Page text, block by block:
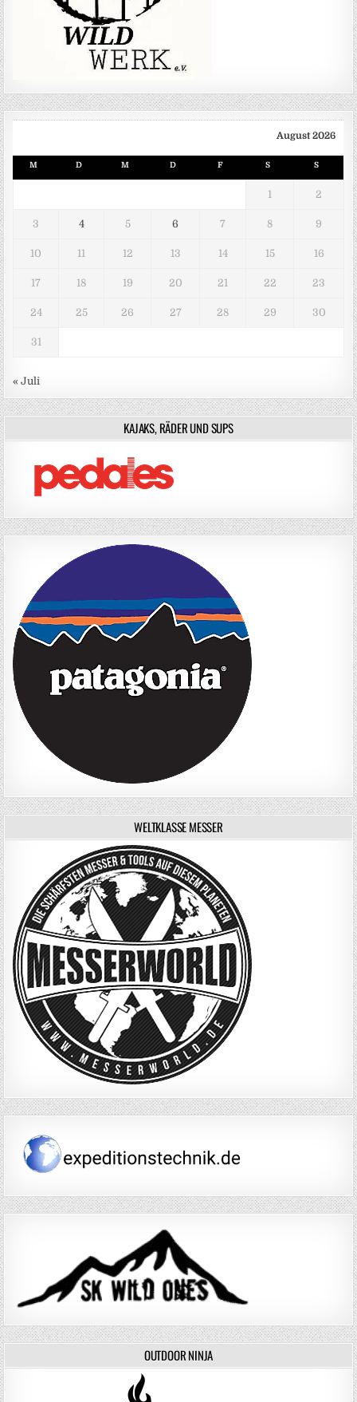
August 2026
M D M D F S S
1 2
3 4 5 6 7 8 9
10 11 12 13 14 15 16
17 18 19 20 21 22 23
24 25 26 27 28 29 30
31
« Juli
KAJAKS, RÄDER UND SUPS
WELTKLASSE MESSER
OUTDOOR NINJA